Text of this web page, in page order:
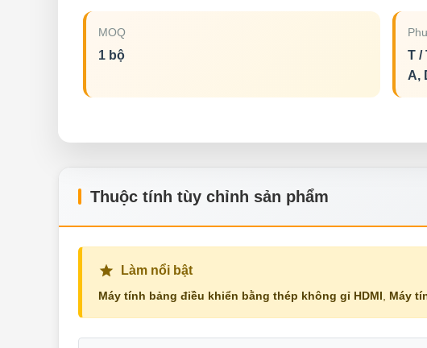
MOQ
1 bộ
T /
A,
Thuộc tính tùy chỉnh sản phẩm
Làm nổi bật
Máy tính bảng điều khiển bằng thép không gỉ HDMI, Máy